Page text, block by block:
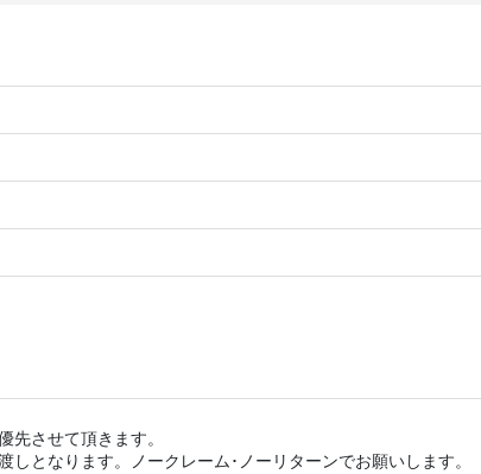
先させて頂きます。
しとなります。ノークレーム･ノーリターンでお願いします。